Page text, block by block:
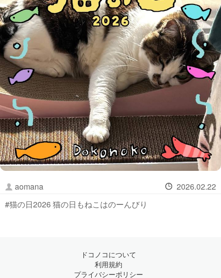
aomana
2026.02.22
#猫の日2026 猫の日もねこはのーんびり
ドコノコについて
利用規約
プライバシーポリシー